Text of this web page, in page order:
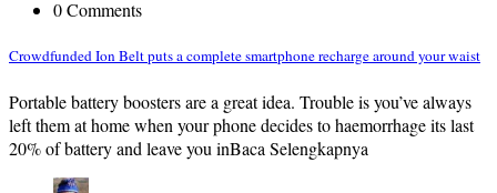
0 Comments
Crowdfunded Ion Belt puts a complete smartphone recharge around your waist
​Portable battery boosters are a great idea. Trouble is you’ve always
left them at home when your phone decides to haemorrhage its last
20% of battery and leave you inBaca Selengkapnya